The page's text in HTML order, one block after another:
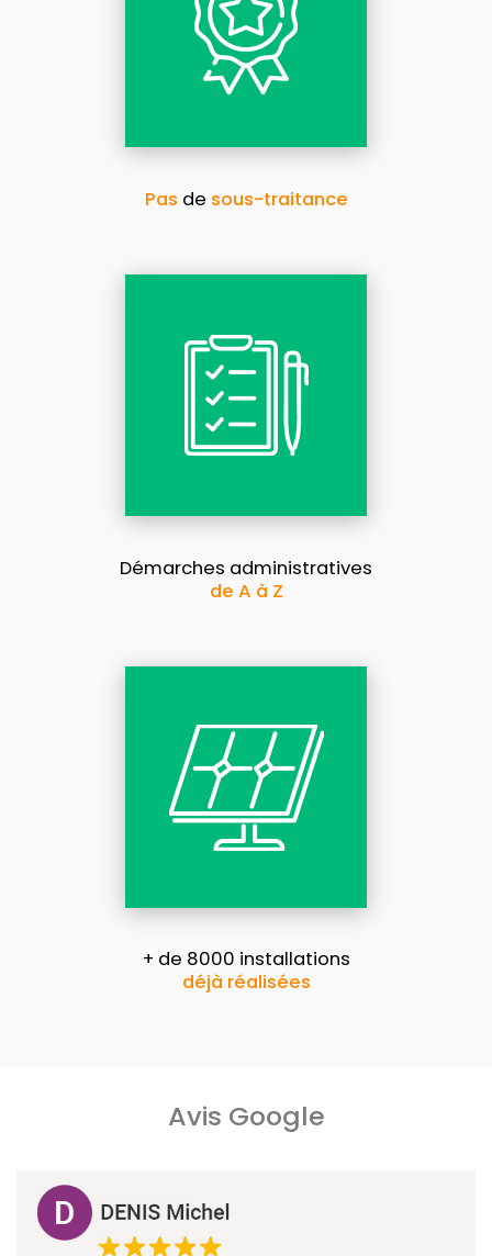
Pas de sous-traitance
Démarches administratives
de A à Z
+ de 8000 installations
déjà réalisées
Avis Google